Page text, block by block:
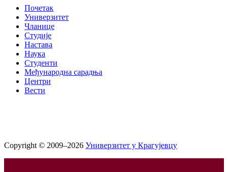
Почетак
Универзитет
Чланице
Студије
Настава
Наука
Студенти
Међународна сарадња
Центри
Вести
Copyright © 2009–2026 Универзитет у Крагујевцу